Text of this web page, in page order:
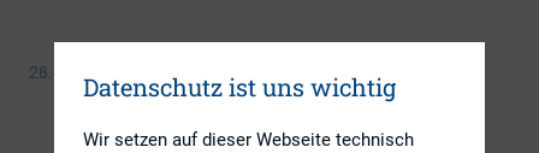
28. Februar 2023
Datenschutz ist uns wichtig
Wir setzen auf dieser Webseite technisch